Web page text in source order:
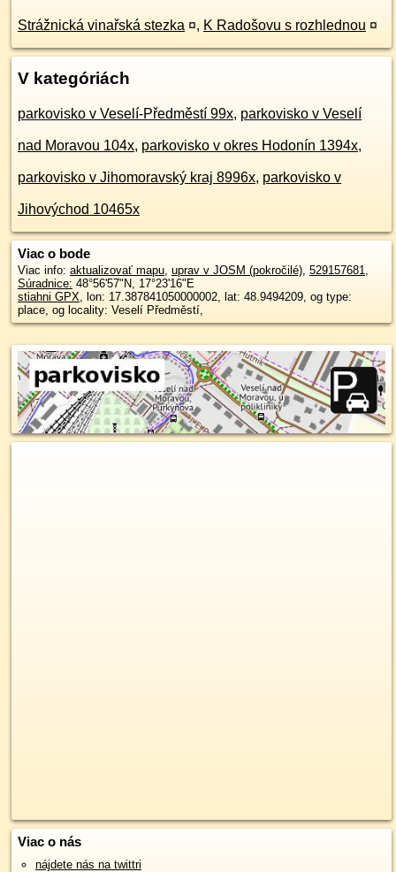
Strážnická vinařská stezka ¤, K Radošovu s rozhlednou ¤
V kategóriách
parkovisko v Veselí-Předměstí 99x, parkovisko v Veselí
nad Moravou 104x, parkovisko v okres Hodonín 1394x,
parkovisko v Jihomoravský kraj 8996x, parkovisko v
Jihovýchod 10465x
Viac o bode
Viac info: aktualizovať mapu, uprav v JOSM (pokročilé), 529157681,
Súradnice: 48°56'57"N, 17°23'16"E
stiahni GPX, lon: 17.387841050000002, lat: 48.9494209, og type:
place, og locality: Veselí Předměstí,
Viac o nás
nájdete nás na twittri